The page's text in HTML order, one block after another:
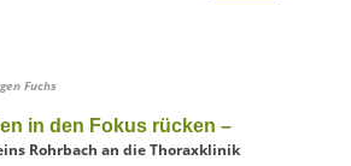
Fuchs
in den Fokus rücken –
Rohrbach an die Thoraxklinik